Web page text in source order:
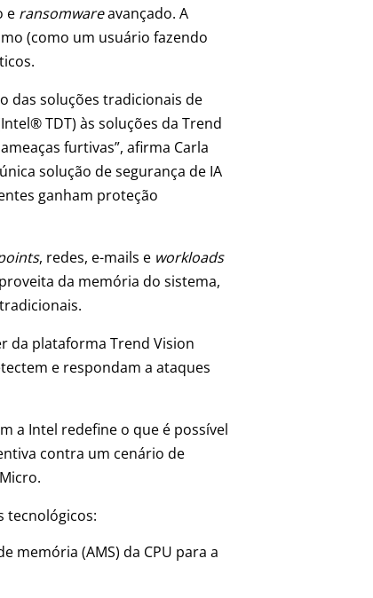
e ransomwareavançado. A
(como um usuário fazendo
das soluções tradicionais de
TDT) às soluções da Trend
furtivas”, afirma Carla
solução de segurança de IA
ganham proteção
, redes, e-mails e workloads
da memória do sistema,
da plataforma Trend Vision
e respondam a ataques
a Intel redefine o que é possível
contra um cenário de
tecnológicos:
memória (AMS) da CPU para a